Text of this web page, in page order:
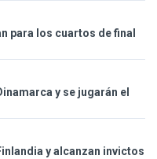
para los cuartos de final
y se jugarán el
y alcanzan invictos